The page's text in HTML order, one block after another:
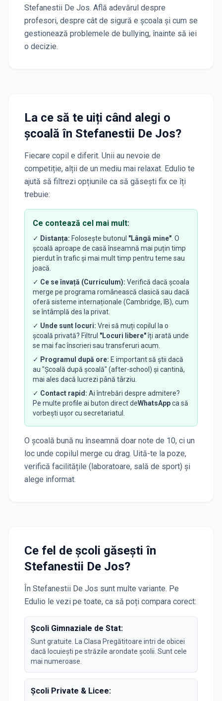
Stefanestii De Jos. Află adevărul despre
profesori, despre cât de sigură e școala și cum se
gestionează problemele de bullying, înainte să iei
o decizie.
La ce să te uiți când alegi o
școalăîn Stefanestii De Jos?
Fiecare copil e diferit. Unii au nevoie de
competiție, alții de un mediu mai relaxat. Edulio te
ajută să filtrezi opțiunile ca să găsești fix ce îți
trebuie:
Ce contează cel mai mult:
✓ Distanța: Folosește butonul "Lângă mine" . O
școală aproape de casă înseamnă mai puțin timp
pierdut în trafic și mai mult timp pentru teme sau
joacă.
✓ Ce se învață (Curriculum): Verifică dacă școala
merge pe programa românească clasică sau dacă
oferă sisteme internaționale (Cambridge, IB), cum
se întâmplă des la privat.
✓ Unde sunt locuri: Vrei să muți copilul la o
școală privată? Filtrul "Locuri libere"îți arată unde
se mai fac înscrieri sau transferuri acum.
✓ Programul după ore: E important să știi dacă
au "Școală după școală" (after-school) și cantină,
mai ales dacă lucrezi până târziu.
✓ Contact rapid: Ai întrebări despre admitere?
Pe multe profile ai buton direct deWhatsAppca să
vorbești ușor cu secretariatul.
O școală bună nu înseamnă doar note de 10, ci un
loc unde copilul merge cu drag. Uită-te la poze,
verifică facilitățile (laboratoare, sală de sport) și
alege informat.
Ce fel de școli găsești în
Stefanestii De Jos?
În Stefanestii De Jos sunt multe variante. Pe
Edulio le vezi pe toate, ca să poți compara corect:
Școli Gimnaziale de Stat:
Sunt gratuite. La Clasa Pregătitoare intri de obicei
dacă locuiești pe străzile arondate școlii. Sunt cele
mai numeroase.
Școli Private & Licee: